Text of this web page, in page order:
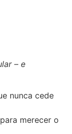
– e
nunca cede
merecer o